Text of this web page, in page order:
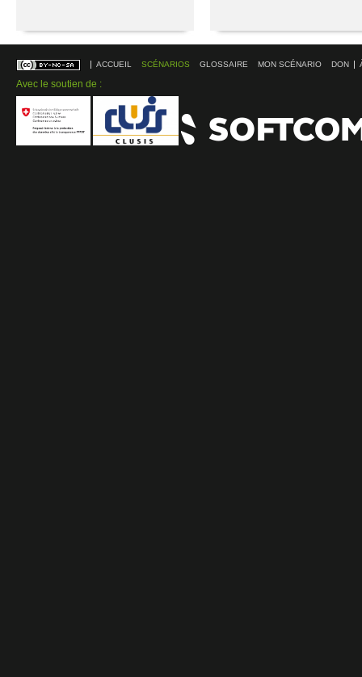
ACCUEIL SCÉNARIOS GLOSSAIRE MON SCÉNARIO DON
Avec le soutien de :